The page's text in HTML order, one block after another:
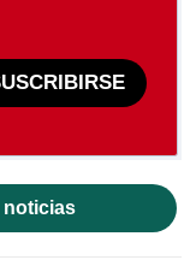
noticias